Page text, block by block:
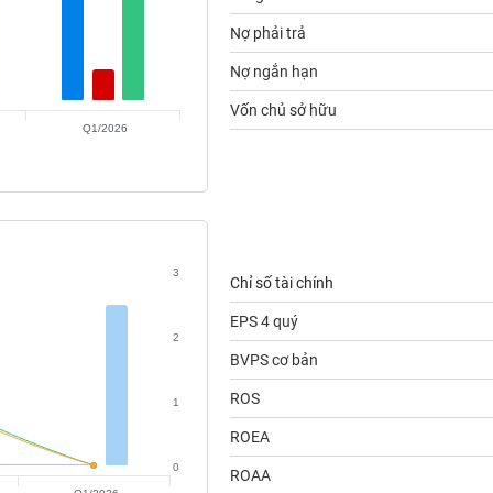
Q1/2026
Nợ phải trả
Nợ ngắn hạn
Vốn chủ sở hữu
0
1
2
3
Chỉ số tài chính
EPS 4 quý
BVPS cơ bản
ROS
ROEA
ROAA